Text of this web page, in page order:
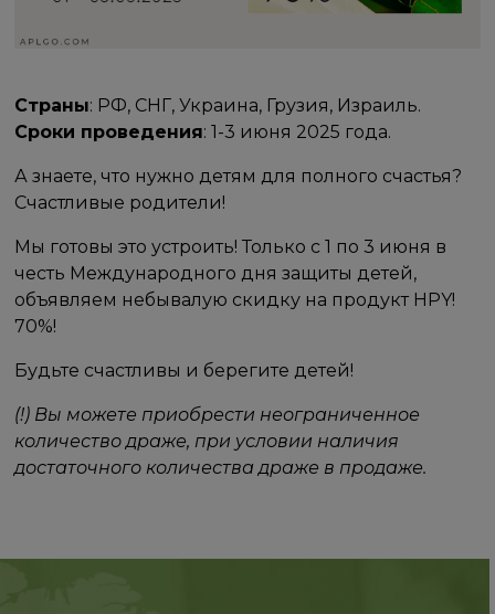
Страны: РФ, СНГ, Украина, Грузия, Израиль.
Сроки проведения: 1-3 июня 2025 года.
А знаете, что нужно детям для полного счастья?
Счастливые родители!
Мы готовы это устроить! Только с 1 по 3 июня в
честь Международного дня защиты детей,
объявляем небывалую скидку на продукт HPY!
70%!
Будьте счастливы и берегите детей!
(!) Вы можете приобрести неограниченное
количество драже, при условии наличия
достаточного количества драже в продаже.